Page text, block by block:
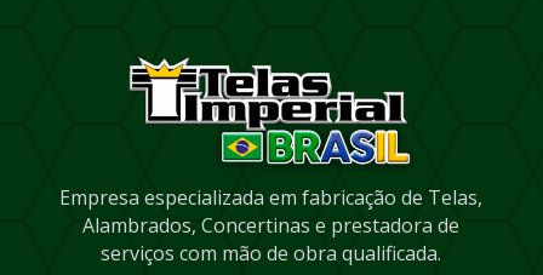
Empresa especializada em fabricação de Telas,
Alambrados, Concertinas e prestadora de
serviços com mão de obra qualificada.